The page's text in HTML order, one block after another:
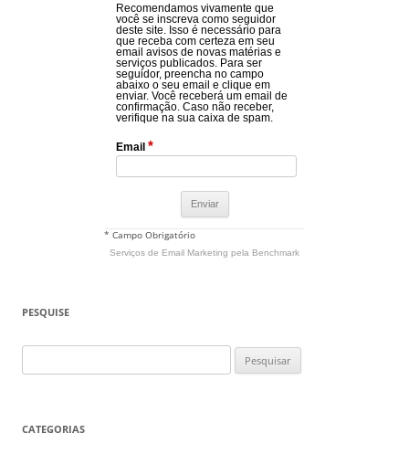
Recomendamos vivamente que
você se inscreva como seguidor
deste site. Isso é necessário para
que receba com certeza em seu
email avisos de novas matérias e
serviços publicados. Para ser
seguidor, preencha no campo
abaixo o seu email e clique em
enviar. Você receberá um email de
confirmação. Caso não receber,
verifique na sua caixa de spam.
Email *
* Campo Obrigatório
Serviços de Email Marketing pela Benchmark
PESQUISE
por:
CATEGORIAS